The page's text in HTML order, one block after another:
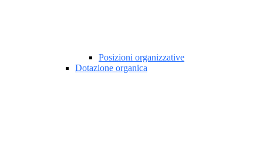
Posizioni organizzative
Dotazione organica